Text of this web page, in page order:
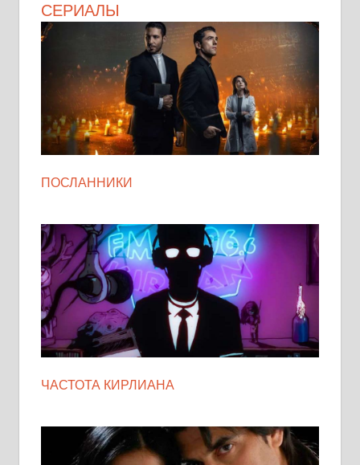
СЕРИАЛЫ
ПОСЛАННИКИ
ЧАСТОТА КИРЛИАНА